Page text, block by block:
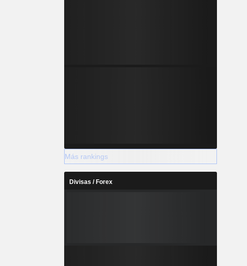
Más rankings
Divisas / Forex